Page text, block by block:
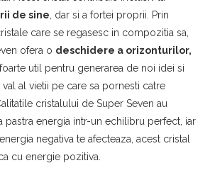
de sine , dar si a fortei proprii. Prin
care se regasesc in compozitia sa,
ofera o deschidere a orizonturilor,
util pentru generarea de noi idei si
al vietii pe care sa pornesti catre
cristalului de Super Seven au
pastra energia intr-un echilibru perfect, iar
negativa te afecteaza, acest cristal
cu energie pozitiva.